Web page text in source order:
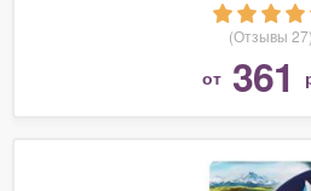
(Отзывы 27)
от 361